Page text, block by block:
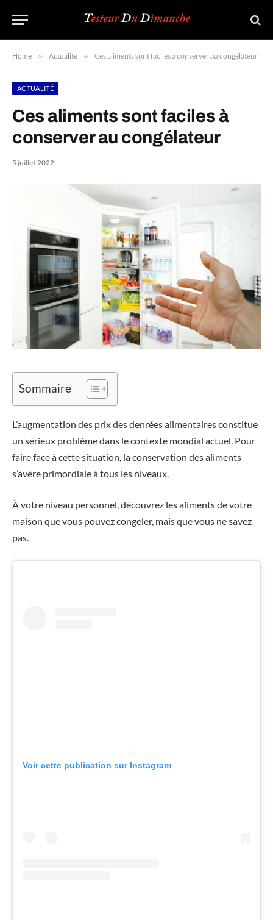
Home » Actualité » Ces aliments sont faciles à conserver au congélateur
ACTUALITÉ
Ces aliments sont faciles à
conserver au congélateur
5 juillet 2022
Sommaire
L’augmentation des prix des denrées alimentaires constitue
un sérieux problème dans le contexte mondial actuel. Pour
faire face à cette situation, la conservation des aliments
s’avère primordiale à tous les niveaux.
À votre niveau personnel, découvrez les aliments de votre
maison que vous pouvez congeler, mais que vous ne savez
pas.
Voir cette publication sur Instagram